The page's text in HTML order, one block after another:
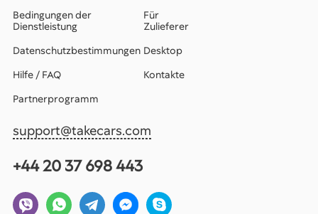
Bedingungen der
Dienstleistung
Datenschutzbestimmungen
Hilfe / FAQ
Partnerprogramm
Für
Zulieferer
Desktop
Kontakte
support@takecars.com
+44 20 37 698 443